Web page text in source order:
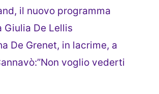
il nuovo programma
Giulia De Lellis
De Grenet, in lacrime, a
voglio vederti